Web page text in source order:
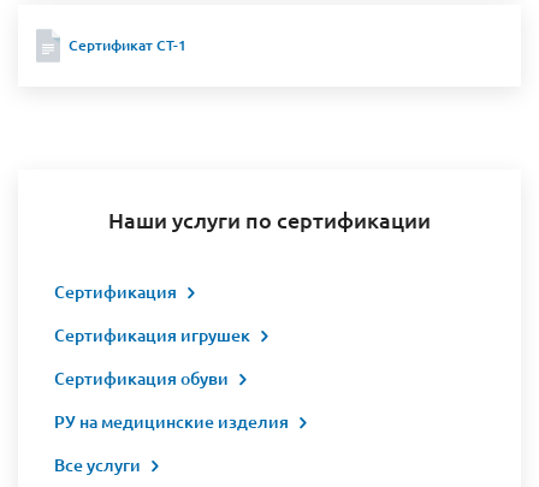
Сертификат СТ-1
Наши услуги по сертификации
Сертификация
Сертификация игрушек
Сертификация обуви
РУ на медицинские изделия
Все услуги